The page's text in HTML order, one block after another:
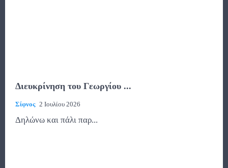
Διευκρίνηση του Γεωργίου ...
Σίφνος 2 Ιουλίου 2026
Δηλώνω και πάλι παρ...